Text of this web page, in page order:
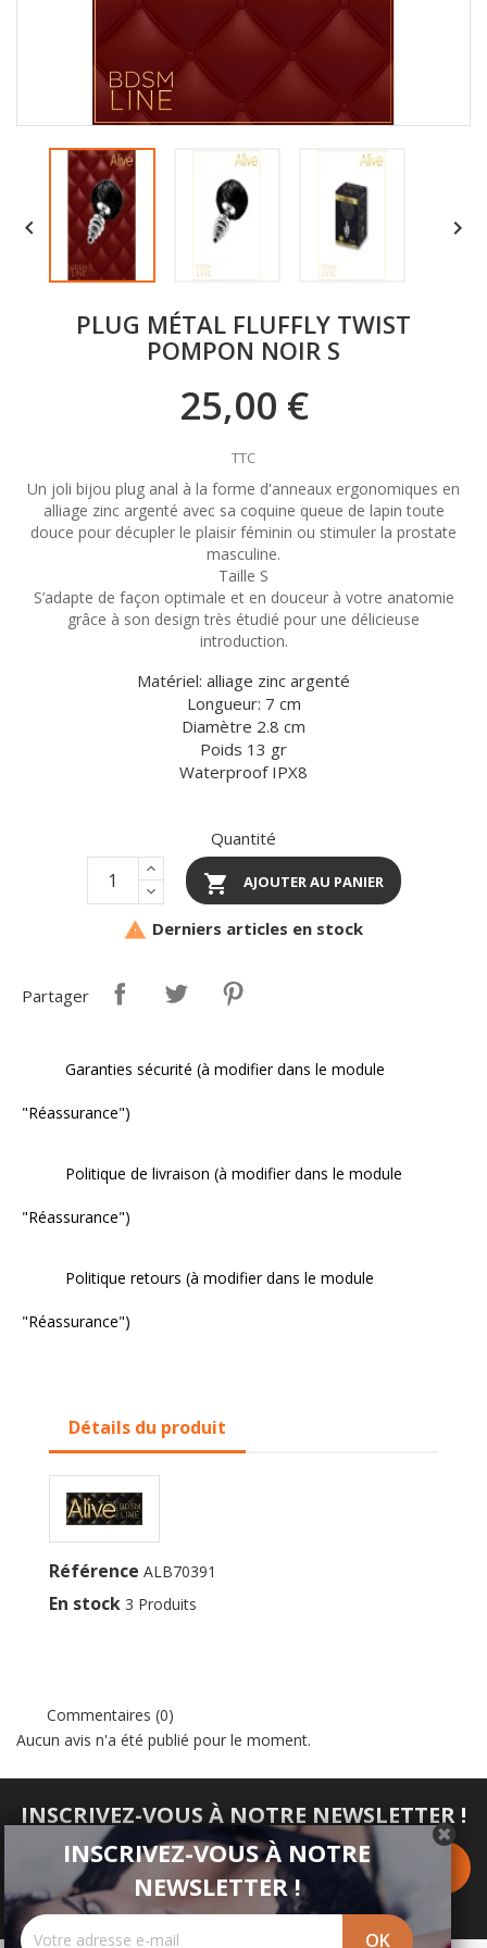
 
PLUG MÉTAL FLUFFLY TWIST
POMPON NOIR S
25,00 €
TTC
Un joli bijou plug anal à la forme d'anneaux ergonomiques en
alliage zinc argenté avec sa coquine queue de lapin toute
douce pour décupler le plaisir féminin ou stimuler la prostate
masculine.
Taille S
S’adapte de façon optimale et en douceur à votre anatomie
grâce à son design très étudié pour une délicieuse
introduction.
Matériel: alliage zinc argenté
Longueur: 7 cm
Diamètre 2.8 cm
Poids 13 gr
Waterproof IPX8
Quantité
 AJOUTER AU PANIER
 Derniers articles en stock
Partager
Garanties sécurité (à modifier dans le module
"Réassurance")
Politique de livraison (à modifier dans le module
"Réassurance")
Politique retours (à modifier dans le module
"Réassurance")
Détails du produit
Référence ALB70391
En stock 3 Produits
Commentaires (0)
Aucun avis n'a été publié pour le moment.
INSCRIVEZ-VOUS À NOTRE NEWSLETTER !
INSCRIVEZ-VOUS À NOTRE
NEWSLETTER !